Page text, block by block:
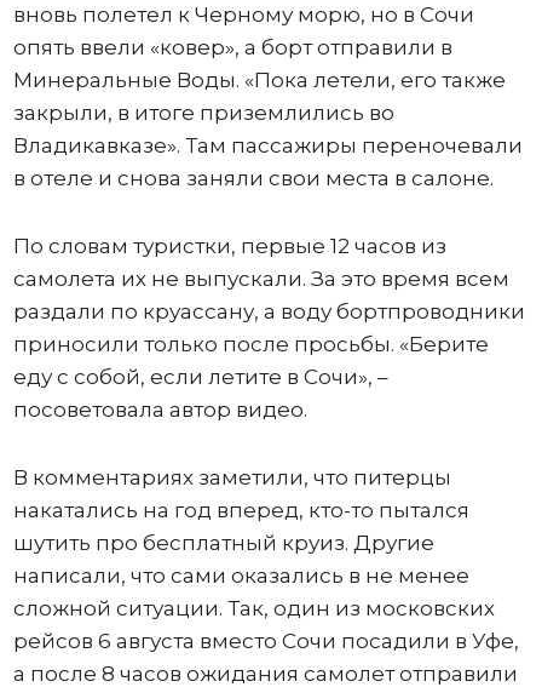
вновь полетел к Черному морю, но в Сочи
опять ввели «ковер», а борт отправили в
Минеральные Воды. «Пока летели, его также
закрыли, в итоге приземлились во
Владикавказе». Там пассажиры переночевали
в отеле и снова заняли свои места в салоне.
По словам туристки, первые 12 часов из
самолета их не выпускали. За это время всем
раздали по круассану, а воду бортпроводники
приносили только после просьбы. «Берите
еду с собой, если летите в Сочи», –
посоветовала автор видео.
В комментариях заметили, что питерцы
накатались на год вперед, кто-то пытался
шутить про бесплатный круиз. Другие
написали, что сами оказались в не менее
сложной ситуации. Так, один из московских
рейсов 6 августа вместо Сочи посадили в Уфе,
а после 8 часов ожидания самолет отправили